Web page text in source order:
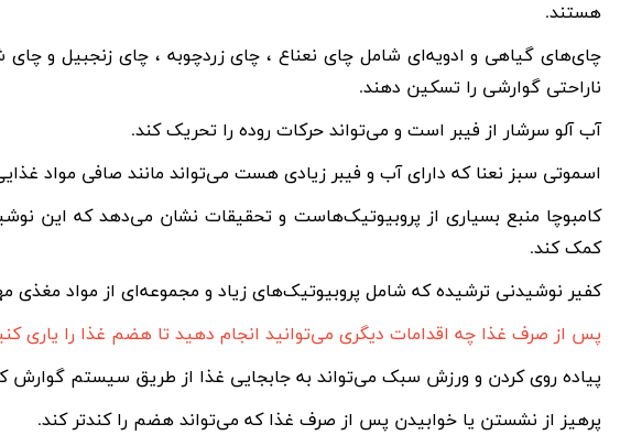
هستند.
چای‌های گیاهی و ادویه‌ای شامل چای نعناع ، چای زردچوبه ، چای زنجبیل وچای
ناراحتی گوارشی را تسکین دهند.
آب آلو سرشار از فیبر است و می‌تواند حرکات روده را تحریک کند.
اسموتی سبز نعنا که دارای آب و فیبر زیادی هست می‌تواند مانند صافی مواد
کامبوچا منبع بسیاری از پروبیوتیک‌هاست و تحقیقات نشان می‌دهد که این
کمک کند.
کفیر نوشیدنی ترشیده که شامل پروبیوتیک‌های زیاد و مجموعه‌ای از مواد
پس از صرف غذا چه اقدامات دیگری می‌توانید انجام دهید تا هضم غذا را یاری
پیاده روی کردن و ورزش سبک می‌تواند به جابجایی غذا از طریق سیستم گوارش
پرهیز از نشستن یا خوابیدن پس از صرف غذا که می‌تواند هضم را کندتر کند.